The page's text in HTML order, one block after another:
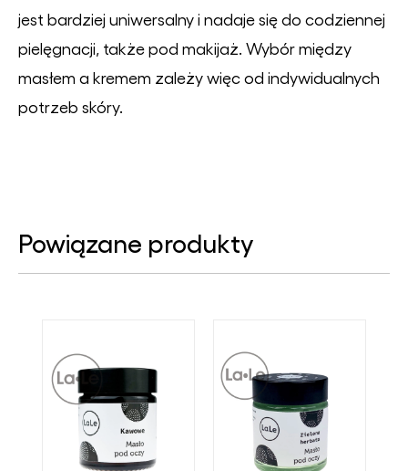
jest bardziej uniwersalny i nadaje się do codziennej
pielęgnacji, także pod makijaż. Wybór między
masłem a kremem zależy więc od indywidualnych
potrzeb skóry.
Powiązane produkty